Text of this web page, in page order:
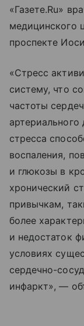
«Газете.Ru»
медицинского
проспекте
«Стресс
систему, что
частоты
артериального
стресса
воспаления,
и глюкозы в
хронический
привычкам,
более
и недостаток
условиях
сердечно-
инфаркт», —